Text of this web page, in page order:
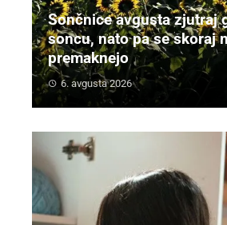
Sončnice avgusta zjutraj
soncu, nato pa se skoraj
premaknejo
6. avgusta 2026